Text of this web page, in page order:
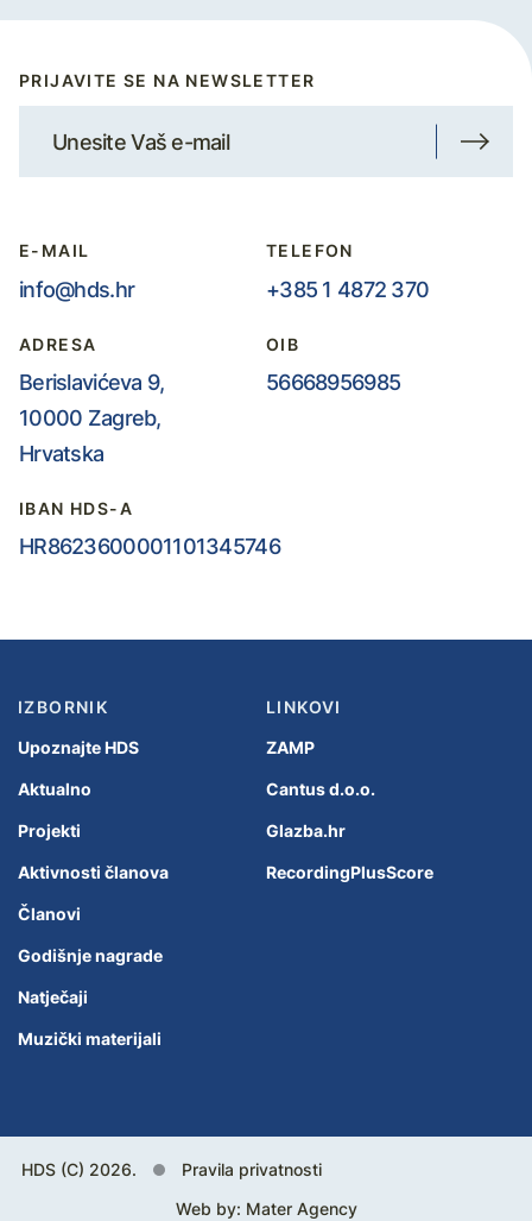
PRIJAVITE SE NA NEWSLETTER
E-MAIL
info@hds.hr
TELEFON
+385 1 4872 370
ADRESA
Berislavićeva 9,
10000 Zagreb,
Hrvatska
OIB
56668956985
IBAN HDS-A
HR8623600001101345746
IZBORNIK
Upoznajte HDS
Aktualno
Projekti
Aktivnosti članova
Članovi
Godišnje nagrade
Natječaji
Muzički materijali
LINKOVI
ZAMP
Cantus d.o.o.
Glazba.hr
RecordingPlusScore
HDS (C) 2026.
Pravila privatnosti
Web by: Mater Agency